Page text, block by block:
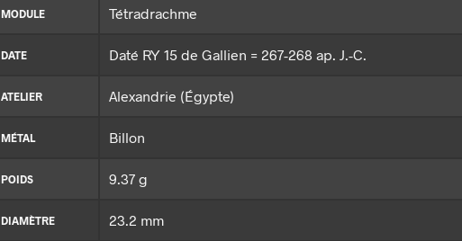
MODULE Tétradrachme
DATE Daté RY 15 de Gallien = 267-268 ap. J.-C.
ATELIER Alexandrie (Égypte)
MÉTAL Billon
POIDS 9.37 g
DIAMÈTRE 23.2 mm